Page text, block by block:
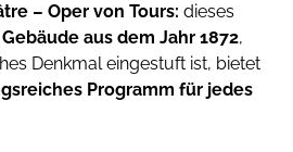
– Oper von Tours: dieses
aus dem Jahr 1872,
Denkmal eingestuft ist, bietet
Programm für jedes